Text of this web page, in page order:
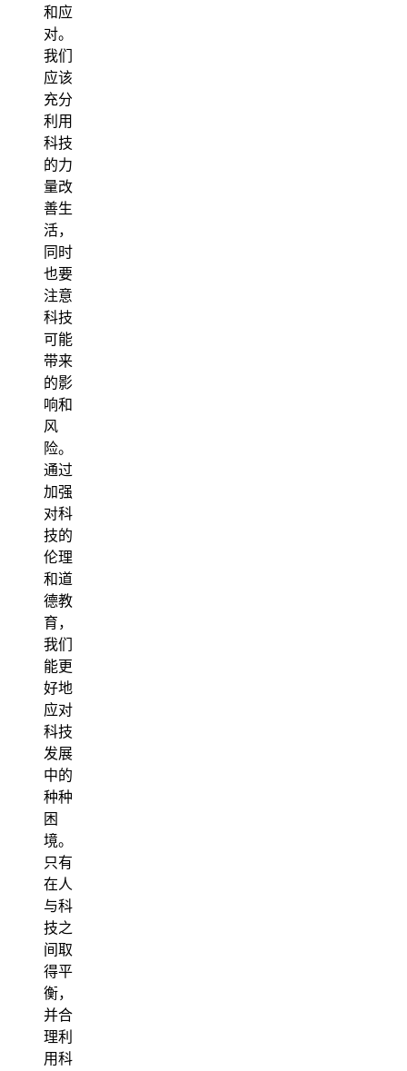
和应
对。
我们
应该
充分
利用
科技
的力
量改
善生
活，
同时
也要
注意
科技
可能
带来
的影
响和
风
险。
通过
加强
对科
技的
伦理
和道
德教
育，
我们
能更
好地
应对
科技
发展
中的
种种
困
境。
只有
在人
与科
技之
间取
得平
衡，
并合
理利
用科